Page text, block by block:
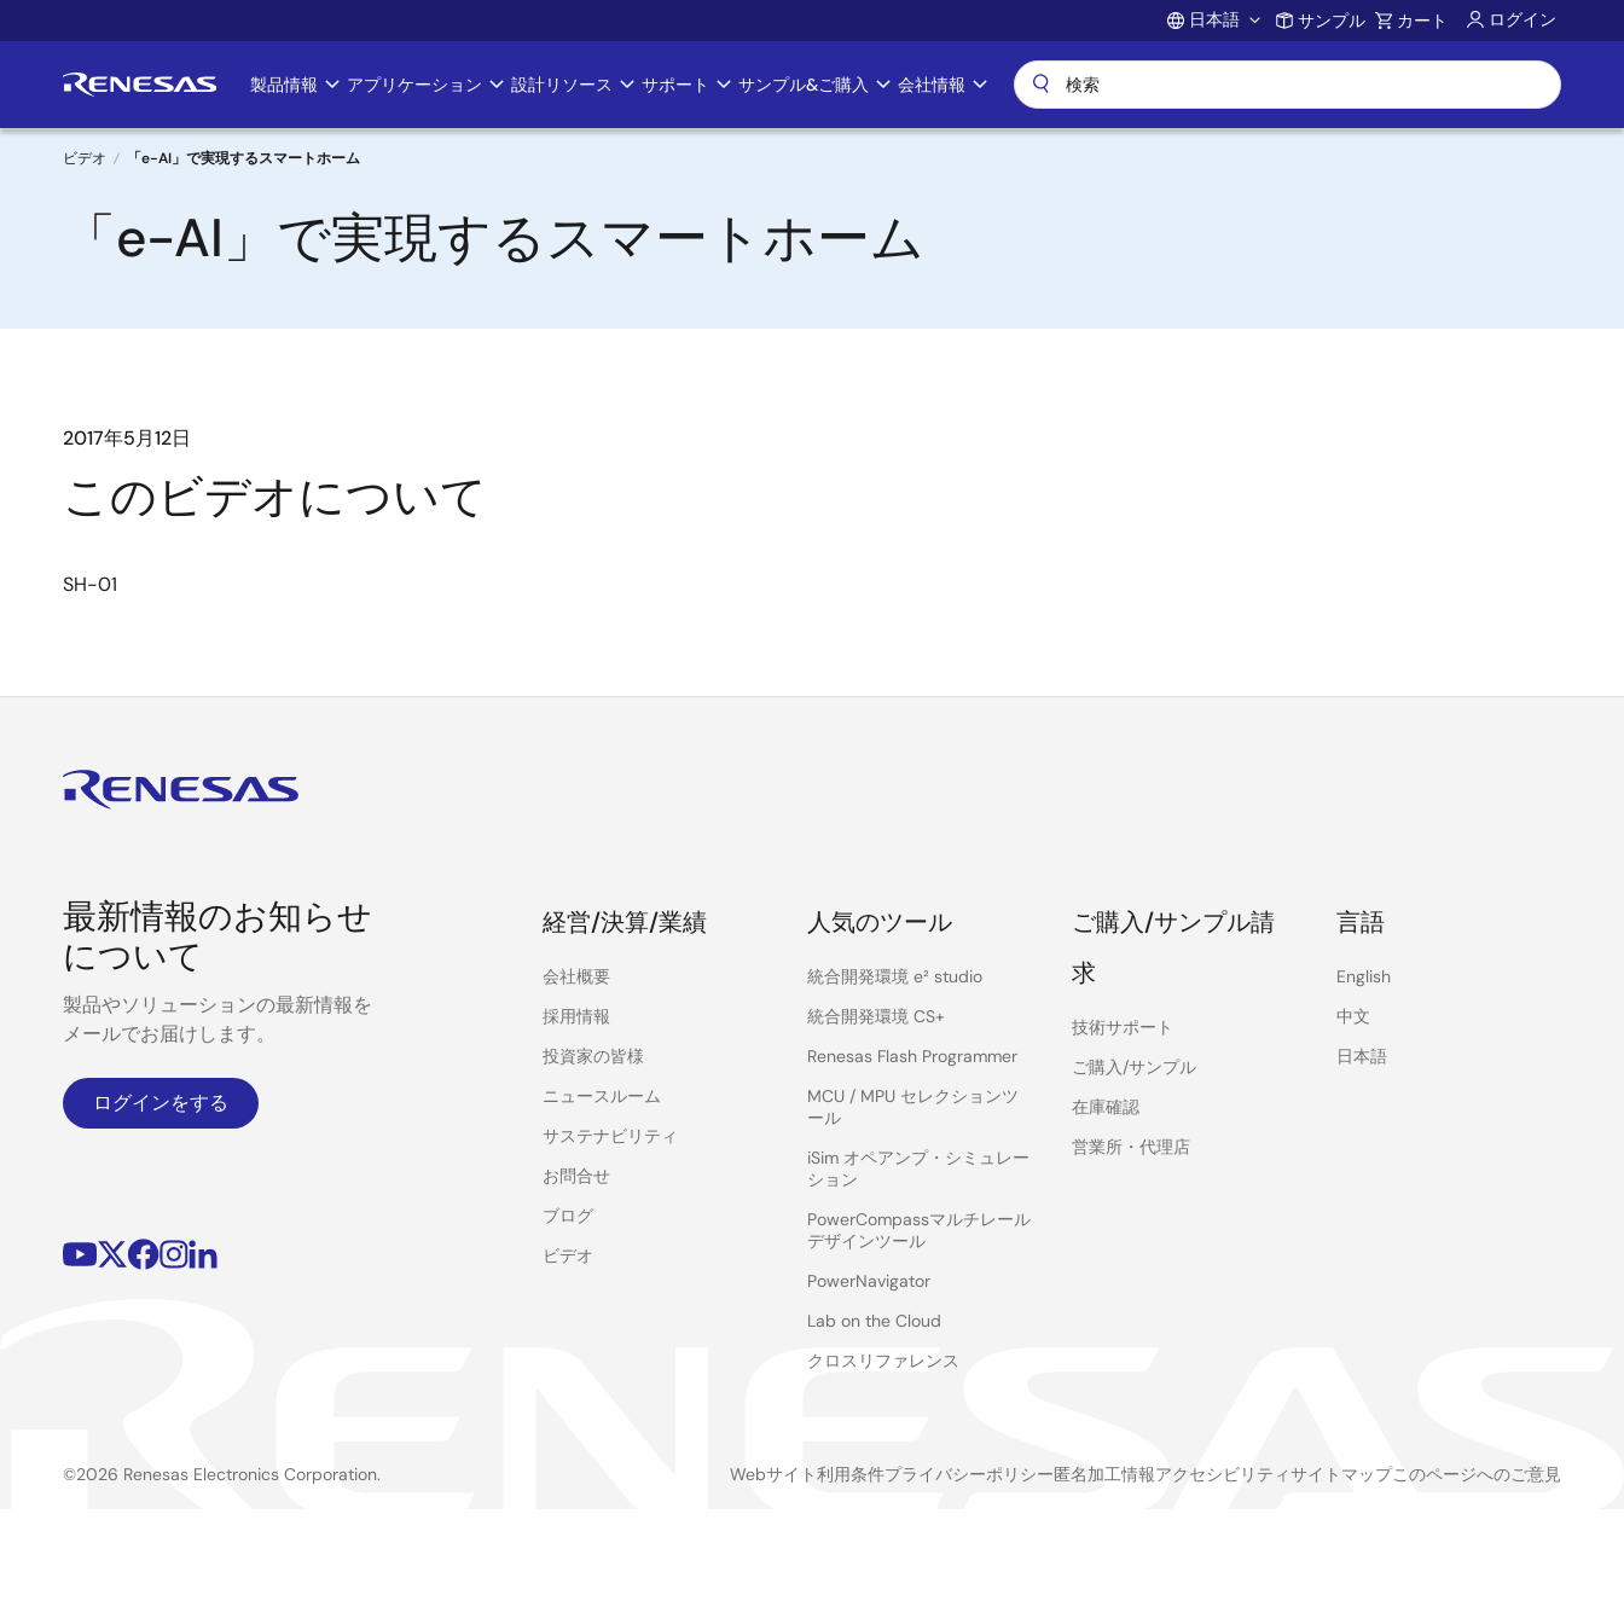
イ
ン
Account
日本語 サンプル カート ログイン
Main
navigation
製品情報 アプリケーション 設計リソース サポート サンプル&ご購入 会社情報
パ
く
ビデオ 「e-AI」で実現するスマートホーム
「e-AI」で実現するスマートホーム
2017年5月12日
このビデオについて
SH-01
最新情報のお知らせ
について
製品やソリューションの最新情報を
メールでお届けします。
ログインをする
経営/決算/業績
会社概要
採用情報
投資家の皆様
ニュースルーム
サステナビリティ
お問合せ
ブログ
ビデオ
人気のツール
統合開発環境 e² studio
統合開発環境 CS+
Renesas Flash Programmer
MCU / MPU セレクションツ
ール
iSim オペアンプ・シミュレー
ション
PowerCompassマルチレール
デザインツール
PowerNavigator
Lab on the Cloud
クロスリファレンス
ご購入/サンプル請
求
技術サポート
ご購入/サンプル
在庫確認
営業所・代理店
言語
English
中文
日本語
©2026 Renesas Electronics Corporation. Webサイト利用条件プライバシーポリシー匿名加工情報アクセシビリティサイトマップこのページへのご意見